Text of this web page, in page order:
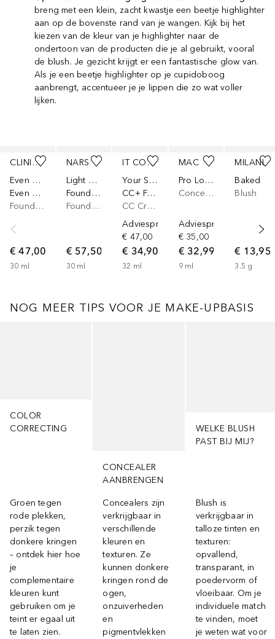
breng met een klein, zacht kwastje een beetje highlighter
aan op de bovenste rand van je wangen. Kijk bij het
kiezen van de kleur van je highlighter naar de
ondertoon van de producten die je al gebruikt, vooral
de blush. Je gezicht krijgt er een fantastische glow van.
Als je een beetje highlighter op je cupidoboog
aanbrengt, accentueer je je lippen die zo wat voller
lijken.
CLINIQUE
Even Better™
Even Better Makeup SPF 15 (2,3)
Foundation
€ 47,00
30 ml
NARS
Light Reflecting
Foundation
Foundation
€ 57,50
30 ml
IT COSMETICS
Your Skin But Better
CC+ Full Coverage Cream SPF50
CC Cream
Adviesprijs*
€ 47,00
€ 34,90
32 ml
MAC
Pro Longwear
Concealer
Adviesprijs*
€ 35,00
€ 32,99
9 ml
MILANI
Baked
Blush
€ 13,95
3.5 g
NOG MEER TIPS VOOR JE MAKE-UPBASIS
COLOR
CORRECTING
Groen tegen
rode plekken,
perzik tegen
donkere kringen
– ontdek hier hoe
je
complementaire
kleuren kunt
gebruiken om je
teint er egaal uit
te laten zien.
CONCEALER
AANBRENGEN
Concealers zijn
verkrijgbaar in
verschillende
kleuren en
texturen. Ze
kunnen donkere
kringen rond de
ogen,
onzuiverheden
en
pigmentvlekken
WELKE BLUSH
PAST BIJ MIJ?
Blush is
verkrijgbaar in
talloze tinten en
texturen:
opvallend,
transparant, in
poedervorm of
vloeibaar. Om je
individuele match
te vinden, moet
je weten wat voor